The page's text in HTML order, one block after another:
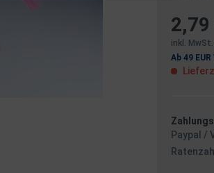
inkl. MwSt.
Ab 49
Paypal /